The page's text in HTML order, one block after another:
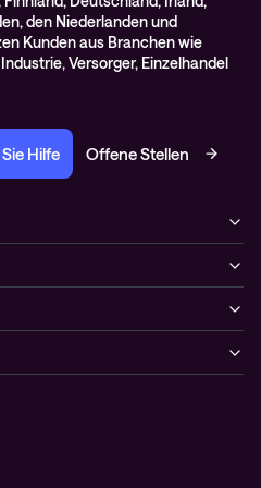
den Niederlanden und
Kunden aus Branchen wie
Versorger, Einzelhandel
Hilfe Offene Stellen